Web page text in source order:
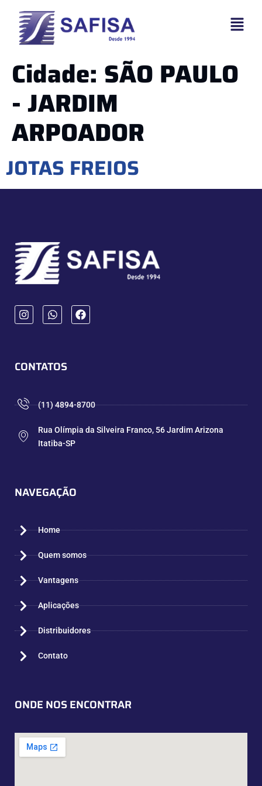
Cidade: SÃO PAULO
- JARDIM
ARPOADOR
JOTAS FREIOS
CONTATOS
(11) 4894-8700
Rua Olímpia da Silveira Franco, 56 Jardim Arizona
Itatiba-SP
NAVEGAÇÃO
Home
Quem somos
Vantagens
Aplicações
Distribuidores
Contato
ONDE NOS ENCONTRAR